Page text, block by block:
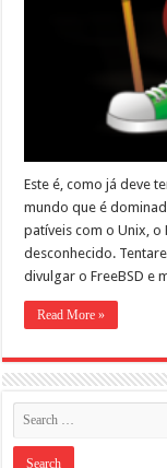
Este é, como já deve
mun­do que é
patíveis com o Unix, o
desconhecido.
divul­gar o FreeB­SD e
Read More »